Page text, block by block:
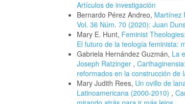
Artículos de investigación
Bernardo Pérez Andreo, Martínez
Vol. 36 Núm. 70 (2020): Juan
Mary E. Hunt, Feminist
El futuro de la teología feminista:
Gabriela Hernández Guzmán, La
Joseph Ratzinger ,
reformados en la construcción de
Mary Judith Rees, Un ovillo de
Latinoamericana (2000-2010) ,